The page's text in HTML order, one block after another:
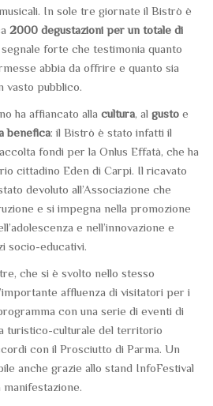
In sole tre giornate il Bistrò è
2000 degustazioni per un totale di
segnale forte che testimonia quanto
abbia da offrire e quanto sia
vasto pubblico.
ha affiancato alla cultura, al gusto e
benefica: il Bistrò è stato infatti il
fondi per la Onlus Effatà, che ha
cittadino Eden di Carpi. Il ricavato
devoluto all’Associazione che
e si impegna nella promozione
e nell’innovazione e
socio-educativi.
che si è svolto nello stesso
affluenza di visitatori per i
con una serie di eventi di
turistico-culturale del territorio
con il Prosciutto di Parma. Un
anche grazie allo stand InfoFestival